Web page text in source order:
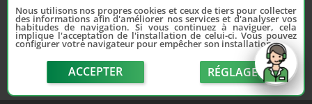
Nous utilisons nos propres cookies et ceux de tiers pour collecter
des informations afin d'améliorer nos services et d'analyser vos
habitudes de navigation. Si vous continuez à naviguer, cela
implique l'acceptation de l'installation de celui-ci. Vous pouvez
configurer votre navigateur pour empêcher son installation.
ACCEPTER RÉGLAGE